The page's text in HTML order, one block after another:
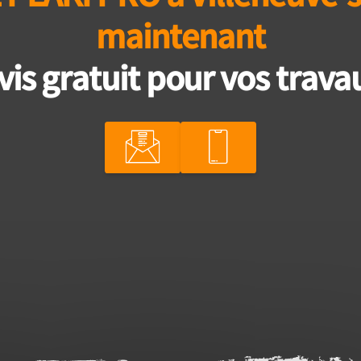
maintenant
gratuit pour vos